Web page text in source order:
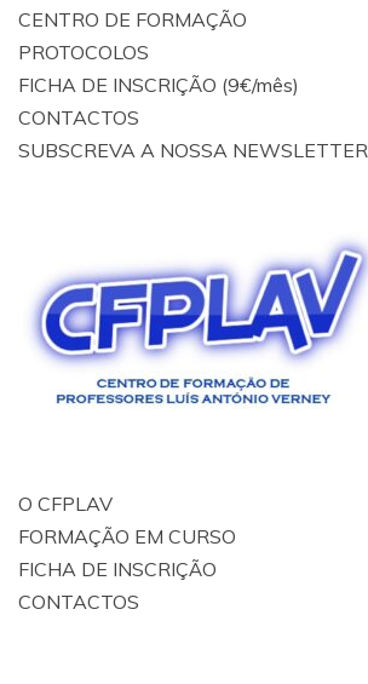
CENTRO DE FORMAÇÃO
PROTOCOLOS
FICHA DE INSCRIÇÃO (9€/mês)
CONTACTOS
SUBSCREVA A NOSSA NEWSLETTER
O CFPLAV
FORMAÇÃO EM CURSO
FICHA DE INSCRIÇÃO
CONTACTOS